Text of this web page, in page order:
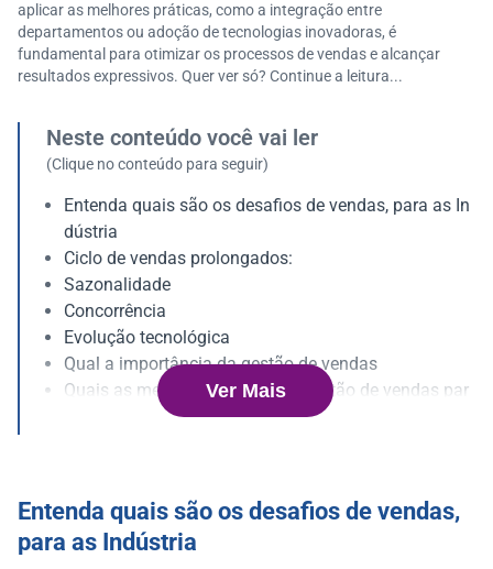
aplicar as melhores práticas, como a integração entre
departamentos ou adoção de tecnologias inovadoras, é
fundamental para otimizar os processos de vendas e alcançar
resultados expressivos. Quer ver só? Continue a leitura...
Neste conteúdo você vai ler
(Clique no conteúdo para seguir)
Entenda quais são os desafios de vendas, para as In
dústria
Ciclo de vendas prolongados:
Sazonalidade
Concorrência
Evolução tecnológica
Qual a importância da gestão de vendas
Quais as melhores práticas de gestão de vendas par
Ver Mais
Entenda quais são os desafios de vendas,
para as Indústria